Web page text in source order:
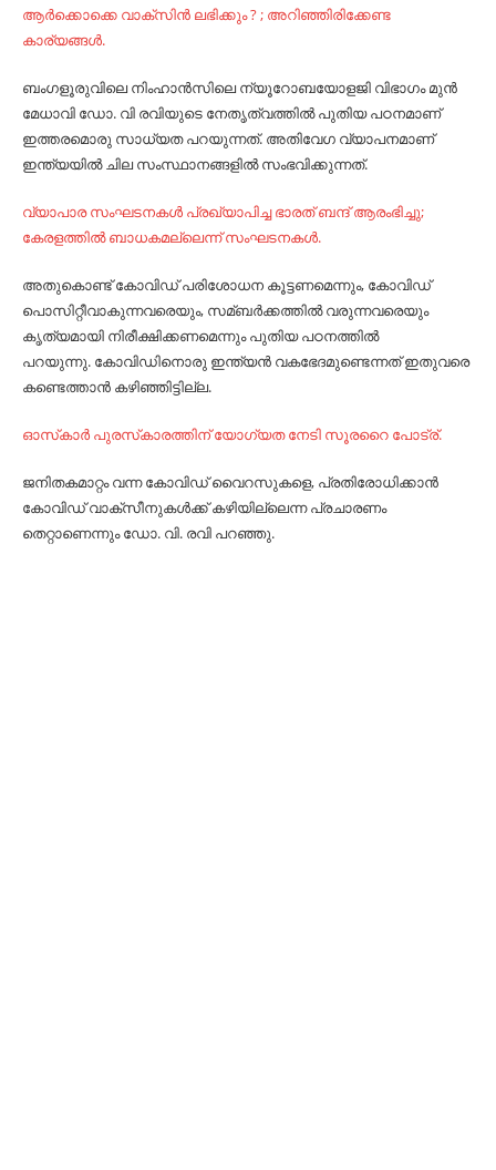
ആര്‍ക്കൊക്കെ വാക്സിന്‍ ലഭിക്കും ? ; അറിഞ്ഞിരിക്കേണ്ട
കാര്യങ്ങള്‍.
ബംഗളൂരുവിലെ നിംഹാന്‍സിലെ ന്യൂറോബയോളജി വിഭാഗം മുന്‍
മേധാവി ഡോ. വി രവിയുടെ നേതൃത്വത്തില്‍ പുതിയ പഠനമാണ്‌
ഇത്തരമൊരു സാധ്യത പറയുന്നത്‌. അതിവേഗ വ്യാപനമാണ്‌
ഇന്ത്യയില്‍ ചില സംസ്ഥാനങ്ങളില്‍ സംഭവിക്കുന്നത്‌.
വ്യാപാര സംഘടനകള്‍ പ്രഖ്യാപിച്ച ഭാരത് ബന്ദ് ആരംഭിച്ചു;
കേരളത്തില്‍ ബാധകമല്ലെന്ന് സംഘടനകള്‍.
അതുകൊണ്ട്‌ കോവിഡ്‌ പരിശോധന കൂട്ടണമെന്നും, കോവിഡ്‌
പൊസിറ്റീവാകുന്നവരെയും, സമ്ബര്‍ക്കത്തില്‍ വരുന്നവരെയും
കൃത്യമായി നിരീക്ഷിക്കണമെന്നും പുതിയ പഠനത്തില്‍
പറയുന്നു. കോവിഡിനൊരു ഇന്ത്യന്‍ വകഭേദമുണ്ടെന്നത്‌ ഇതുവരെ
കണ്ടെത്താന്‍ കഴിഞ്ഞിട്ടില്ല.
ഓസ്‌കാര്‍ പുരസ്‌കാരത്തിന് യോഗ്യത നേടി സൂരറൈ പോട്ര്.
ജനിതകമാറ്റം വന്ന കോവിഡ്‌ വൈറസുകളെ, പ്രതിരോധിക്കാന്‍
കോവിഡ്‌ വാക്‌സീനുകള്‍ക്ക്‌ കഴിയില്ലെന്ന പ്രചാരണം
തെറ്റാണെന്നും ഡോ. വി. രവി പറഞ്ഞു.